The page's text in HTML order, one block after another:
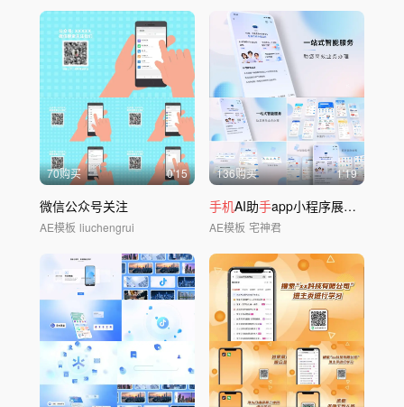
70购买 0'15
微信公众号关注
AE模板 liuchengrui
136购买 1'19
手机AI助手app小程序展示模板
AE模板 宅神君